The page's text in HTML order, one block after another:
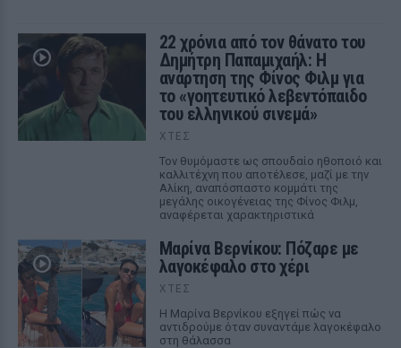
22 χρόνια από τον θάνατο του
Δημήτρη Παπαμιχαήλ: Η
ανάρτηση της Φίνος Φιλμ για
το «γοητευτικό λεβεντόπαιδο
του ελληνικού σινεμά»
ΧΤΕΣ
Τον θυμόμαστε ως σπουδαίο ηθοποιό και
καλλιτέχνη που αποτέλεσε, μαζί με την
Αλίκη, αναπόσπαστο κομμάτι της
μεγάλης οικογένειας της Φίνος Φιλμ,
αναφέρεται χαρακτηριστικά
Μαρίνα Βερνίκου: Πόζαρε με
λαγοκέφαλο στο χέρι
ΧΤΕΣ
Η Μαρίνα Βερνίκου εξηγεί πώς να
αντιδρούμε όταν συναντάμε λαγοκέφαλο
στη θάλασσα